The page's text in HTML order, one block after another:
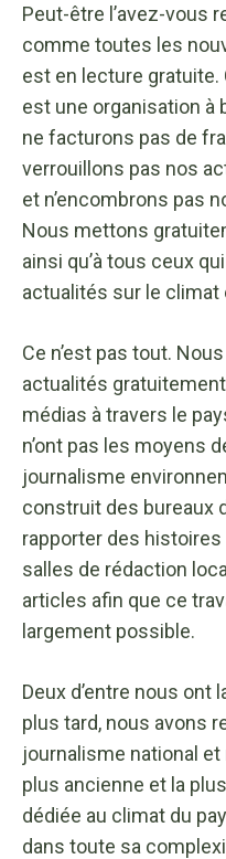
Peut-être l’avez-vous
comme toutes les
est en lecture gratuite.
est une organisation à
ne facturons pas de
verrouillons pas nos
et n’encombrons pas
Nous mettons
ainsi qu’à tous ceux
actualités sur le climat
Ce n’est pas tout.
actualités
médias à travers le
n’ont pas les moyens
journalisme
construit des bureaux
rapporter des
salles de rédaction
articles afin que ce
largement possible.
Deux d’entre nous ont
plus tard, nous avons
journalisme national
plus ancienne et la
dédiée au climat du
dans toute sa